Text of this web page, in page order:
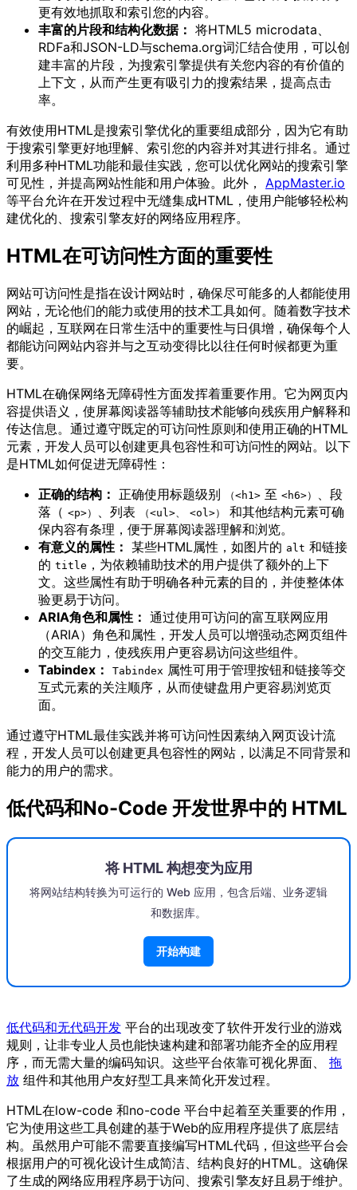
更有效地抓取和索引您的内容。
丰富的片段和结构化数据： 将HTML5 microdata、
RDFa和JSON-LD与schema.org词汇结合使用，可以创
建丰富的片段，为搜索引擎提供有关您内容的有价值的
上下文，从而产生更有吸引力的搜索结果，提高点击
率。
有效使用HTML是搜索引擎优化的重要组成部分，因为它有助
于搜索引擎更好地理解、索引您的内容并对其进行排名。通过
利用多种HTML功能和最佳实践，您可以优化网站的搜索引擎
可见性，并提高网站性能和用户体验。此外， AppMaster.io
等平台允许在开发过程中无缝集成HTML，使用户能够轻松构
建优化的、搜索引擎友好的网络应用程序。
HTML在可访问性方面的重要性
网站可访问性是指在设计网站时，确保尽可能多的人都能使用
网站，无论他们的能力或使用的技术工具如何。随着数字技术
的崛起，互联网在日常生活中的重要性与日俱增，确保每个人
都能访问网站内容并与之互动变得比以往任何时候都更为重
要。
HTML在确保网络无障碍性方面发挥着重要作用。它为网页内
容提供语义，使屏幕阅读器等辅助技术能够向残疾用户解释和
传达信息。通过遵守既定的可访问性原则和使用正确的HTML
元素，开发人员可以创建更具包容性和可访问性的网站。以下
是HTML如何促进无障碍性：
正确的结构： 正确使用标题级别 （<h1> 至 <h6>）
、段
落（ <p>） 、列表 （<ul>、 <ol>）
和其他结构元素可确
保内容有条理，便于屏幕阅读器理解和浏览。
有意义的属性： 某些HTML属性，如图片的 alt 和链接
的 title ，为依赖辅助技术的用户提供了额外的上下
文。这些属性有助于明确各种元素的目的，并使整体体
验更易于访问。
ARIA角色和属性： 通过使用可访问的富互联网应用
（ARIA）角色和属性，开发人员可以增强动态网页组件
的交互能力，使残疾用户更容易访问这些组件。
Tabindex：
Tabindex 属性可用于管理按钮和链接等交
互式元素的关注顺序，从而使键盘用户更容易浏览页
面。
通过遵守HTML最佳实践并将可访问性因素纳入网页设计流
程，开发人员可以创建更具包容性的网站，以满足不同背景和
能力的用户的需求。
低代码和No-Code 开发世界中的 HTML
将 HTML 构想变为应用
将网站结构转换为可运行的 Web 应用，包含后端、业务逻辑
和数据库。
开始构建
低代码和无代码开发 平台的出现改变了软件开发行业的游戏
规则，让非专业人员也能快速构建和部署功能齐全的应用程
序，而无需大量的编码知识。这些平台依靠可视化界面、 拖
放 组件和其他用户友好型工具来简化开发过程。
HTML在low-code 和no-code 平台中起着至关重要的作用，
它为使用这些工具创建的基于Web的应用程序提供了底层结
构。虽然用户可能不需要直接编写HTML代码，但这些平台会
根据用户的可视化设计生成简洁、结构良好的HTML。这确保
了生成的网络应用程序易于访问、搜索引擎友好且易于维护。